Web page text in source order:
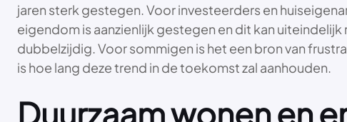
jaren sterk gestegen. Voor investeerders en
eigendom is aanzienlijk gestegen en dit kan
dubbelzijdig. Voor sommigen is het een bron van
is hoe lang deze trend in de toekomst zal aanhouden.
Duurzaam wonen en